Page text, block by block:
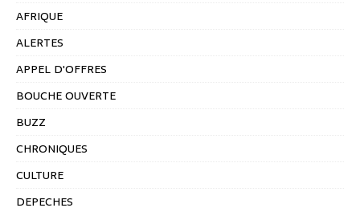
AFRIQUE
ALERTES
APPEL D'OFFRES
BOUCHE OUVERTE
BUZZ
CHRONIQUES
CULTURE
DEPECHES